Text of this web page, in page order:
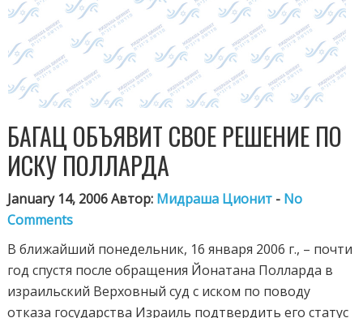
БАГАЦ ОБЪЯВИТ СВОЕ РЕШЕНИЕ ПО
ИСКУ ПОЛЛАРДА
January 14, 2006 Автор: Мидраша Ционит - No
Comments
В ближайший понедельник, 16 января 2006 г., – почти
год спустя после обращения Йонатана Полларда в
израильский Верховный суд с иском по поводу
отказа государства Израиль подтвердить его статус